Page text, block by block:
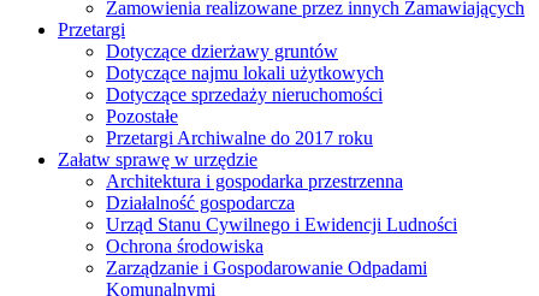
Zamowienia realizowane przez innych Zamawiających
Przetargi
Dotyczące dzierżawy gruntów
Dotyczące najmu lokali użytkowych
Dotyczące sprzedaży nieruchomości
Pozostałe
Przetargi Archiwalne do 2017 roku
Załatw sprawę w urzędzie
Architektura i gospodarka przestrzenna
Działalność gospodarcza
Urząd Stanu Cywilnego i Ewidencji Ludności
Ochrona środowiska
Zarządzanie i Gospodarowanie Odpadami
Komunalnymi